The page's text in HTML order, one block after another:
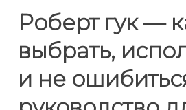
Роберт гук —
выбрать,
и не